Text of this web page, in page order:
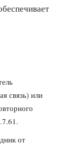
связь) или
от